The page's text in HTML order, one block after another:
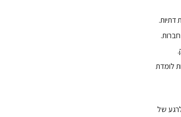
דתיות.
לומדת
של